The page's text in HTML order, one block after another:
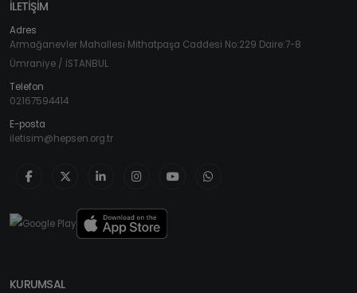
İLETİŞİM
Adres
Armağanevler Mahallesi Mithatpaşa Caddesi No:229 Daire:7-8
Ümraniye / İSTANBUL
Telefon
02167594414
E-posta
iletisim@hepsen.org.tr
KURUMSAL